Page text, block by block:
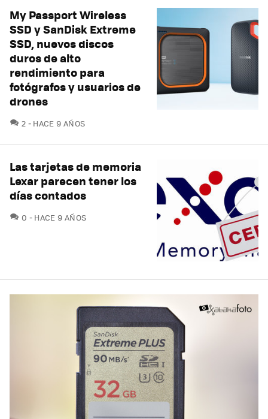
My Passport Wireless
SSD y SanDisk Extreme
SSD, nuevos discos
duros de alto
rendimiento para
fotógrafos y usuarios de
drones
2 COMENTARIOS
HACE 9 AÑOS
Las tarjetas de memoria
Lexar parecen tener los
días contados
0 COMENTARIOS
HACE 9 AÑOS